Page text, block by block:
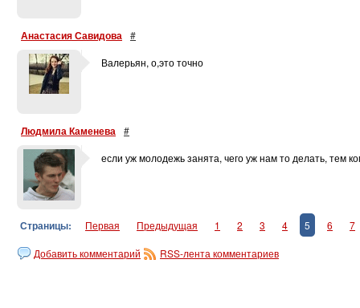
Анастасия Савидова #
Валерьян, о,это точно
Людмила Каменева #
если уж молодежь занята, чего уж нам то делать, тем
Страницы: Первая Предыдущая 1 2 3 4 5 6 7
Добавить комментарий RSS-лента комментариев